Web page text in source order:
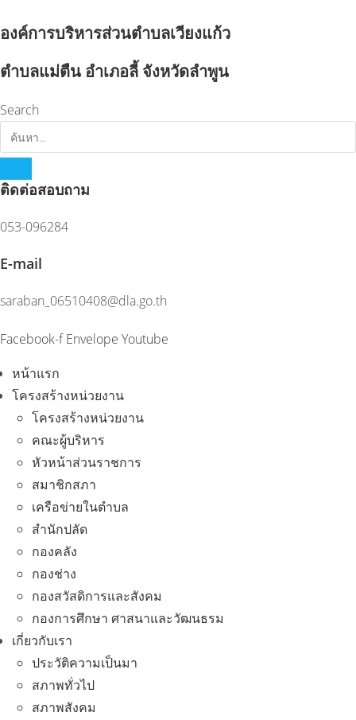
to
องค์การบริหารส่วนตำบลเวียงแก้ว
ตำบลแม่ตืน อำเภอลี้ จังหวัดลำพูน
Search
ติดต่อสอบถาม
053-096284
E-mail
saraban_06510408@dla.go.th
Facebook-f Envelope Youtube
หน้าแรก
โครงสร้างหน่วยงาน
โครงสร้างหน่วยงาน
คณะผู้บริหาร
หัวหน้าส่วนราชการ
สมาชิกสภา
เครือข่ายในตำบล
สำนักปลัด
กองคลัง
กองช่าง
กองสวัสดิการและสังคม
กองการศึกษา ศาสนาและวัฒนธรม
เกี่ยวกับเรา
ประวัติความเป็นมา
สภาพทั่วไป
สภาพสังคม